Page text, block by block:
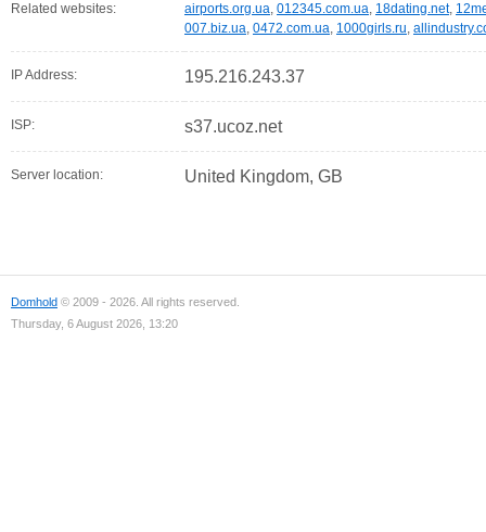
Related websites: airports.org.ua, 012345.com.ua, 18dating.net,
007.biz.ua, 0472.com.ua, 1000girls.ru,
IP Address: 195.216.243.37
ISP: s37.ucoz.net
Server location: United Kingdom, GB
Domhold © 2009 - 2026. All rights reserved.
Thursday, 6 August 2026, 13:20